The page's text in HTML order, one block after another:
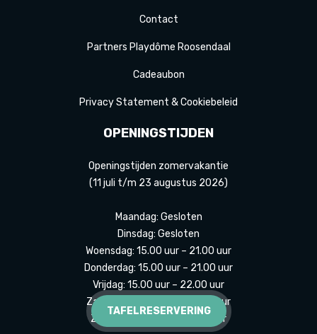
Contact
Partners Playdôme Roosendaal
Cadeaubon
Privacy Statement & Cookiebeleid
OPENINGSTIJDEN
Openingstijden zomervakantie
(11 juli t/m 23 augustus 2026)
Maandag: Gesloten
Dinsdag: Gesloten
Woensdag: 15.00 uur – 21.00 uur
Donderdag: 15.00 uur – 21.00 uur
Vrijdag: 15.00 uur – 22.00 uur
Zaterdag: 12:00 uur – 22:00 uur
Zondag: 12:00 uur – 20:00 uur
TAFELRESERVERING